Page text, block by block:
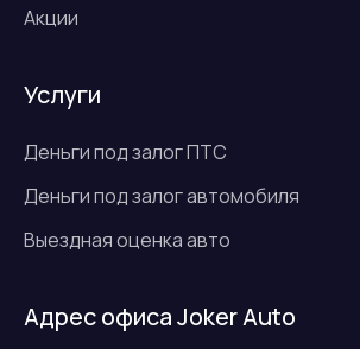
Акции
Услуги
Деньги под залог ПТС
Деньги под залог автомобиля
Выездная оценка авто
Адрес офиса Joker Auto